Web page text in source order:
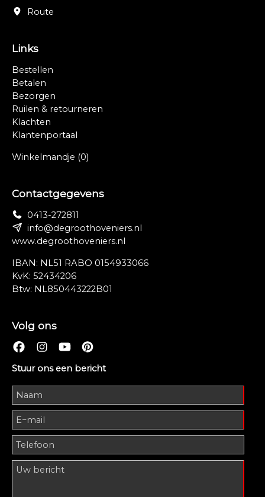
Route
Links
Bestellen
Betalen
Bezorgen
Ruilen & retourneren
Klachten
Klantenportaal
Winkelmandje (0)
Contactgegevens
0413-272811
info@degroothoveniers.nl
www.degroothoveniers.nl
IBAN: NL51 RABO 0154933066
KvK: 52434206
Btw: NL850443222B01
Volg ons
Stuur ons een bericht